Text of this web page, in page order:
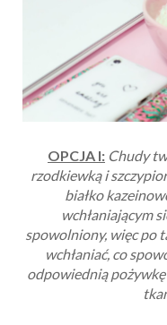
OPCJA I: Chudy
rzodkiewką i
białko
wchłaniającym
spowolniony, więc po
wchłaniać, co
odpowiednią